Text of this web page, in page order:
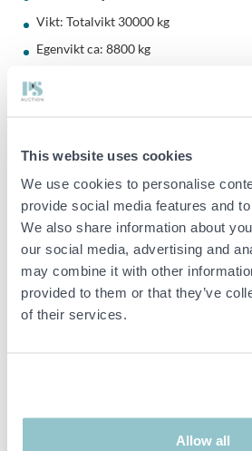
This website uses cookies
We use cookies to personalise
provide social media features and
We also share information about
our social media, advertising and
may combine it with other
provided to them or that they’ve
of their services.
Allow all
Vikt: Totalvikt 30000 kg
Egenvikt ca: 8800 kg
Mått: Utvändig längd ca 7000 mm +
Utvändig bredd 2550 mm
Utvändig höjd 2450 mm
Invändig längd 6000mm
Invändig höjd 1200 mm
Volym: Ca 17,5m3
Vibro, med natokontakt på draget
Pneumatisk styrd automatläm 400
Nummi frontmonterad 1-vägs